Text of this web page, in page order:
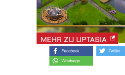
MEHR ZU UPTASIA